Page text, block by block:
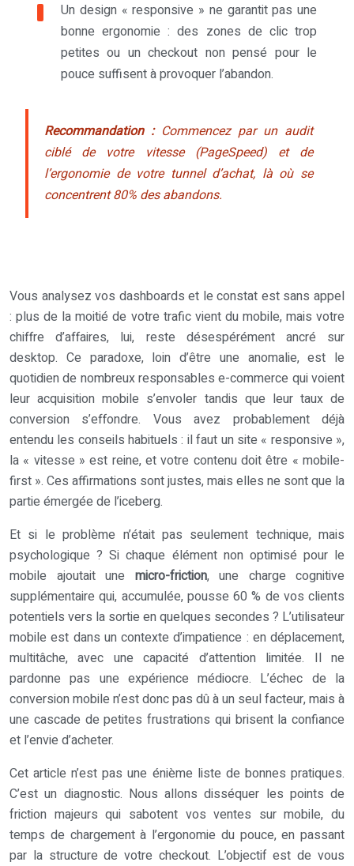
Un design « responsive » ne garantit pas une
bonne ergonomie : des zones de clic trop
petites ou un checkout non pensé pour le
pouce suffisent à provoquer l’abandon.
Recommandation :Commencez par un audit
ciblé de votre vitesse (PageSpeed) et de
l’ergonomie de votre tunnel d’achat, là où se
concentrent 80% des abandons.
Vous analysez vos dashboards et le constat est sans appel
: plus de la moitié de votre trafic vient du mobile, mais votre
chiffre d’affaires, lui, reste désespérément ancré sur
desktop. Ce paradoxe, loin d’être une anomalie, est le
quotidien de nombreux responsables e-commerce qui voient
leur acquisition mobile s’envoler tandis que leur taux de
conversion s’effondre. Vous avez probablement déjà
entendu les conseils habituels : il faut un site « responsive »,
la « vitesse » est reine, et votre contenu doit être « mobile-
first ». Ces affirmations sont justes, mais elles ne sont que la
partie émergée de l’iceberg.
Et si le problème n’était pas seulement technique, mais
psychologique ? Si chaque élément non optimisé pour le
mobile ajoutait une micro-friction, une charge cognitive
supplémentaire qui, accumulée, pousse 60 % de vos clients
potentiels vers la sortie en quelques secondes ? L’utilisateur
mobile est dans un contexte d’impatience : en déplacement,
multitâche, avec une capacité d’attention limitée. Il ne
pardonne pas une expérience médiocre. L’échec de la
conversion mobile n’est donc pas dû à un seul facteur, mais à
une cascade de petites frustrations qui brisent la confiance
et l’envie d’acheter.
Cet article n’est pas une énième liste de bonnes pratiques.
C’est un diagnostic. Nous allons disséquer les points de
friction majeurs qui sabotent vos ventes sur mobile, du
temps de chargement à l’ergonomie du pouce, en passant
par la structure de votre checkout. L’objectif est de vous